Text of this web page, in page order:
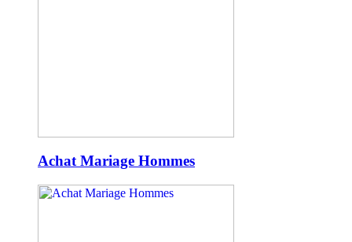
Achat Mariage Hommes